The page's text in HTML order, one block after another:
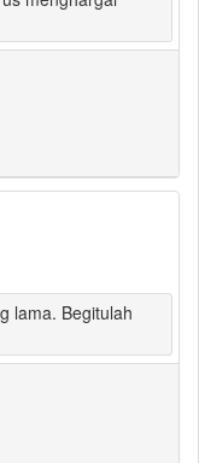
lama. Begitulah